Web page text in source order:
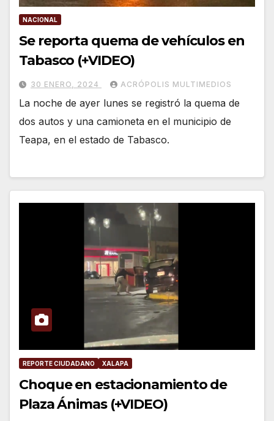
NACIONAL
Se reporta quema de vehículos en
Tabasco (+VIDEO)
30 ENERO, 2024 ACRÓPOLIS MULTIMEDIOS
La noche de ayer lunes se registró la quema de
dos autos y una camioneta en el municipio de
Teapa, en el estado de Tabasco.
REPORTE CIUDADANO XALAPA
Choque en estacionamiento de
Plaza Ánimas (+VIDEO)